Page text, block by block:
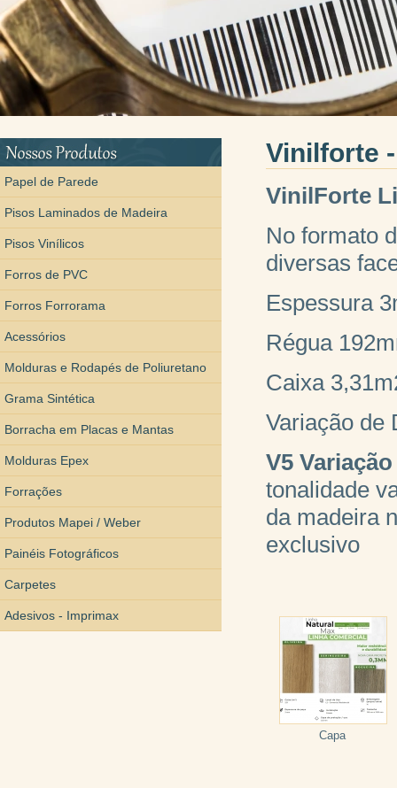
Papel de Parede
Pisos Laminados de Madeira
Pisos Vinílicos
Forros de PVC
Forros Forrorama
Acessórios
Molduras e Rodapés de Poliuretano
Grama Sintética
Borracha em Placas e Mantas
Molduras Epex
Forrações
Produtos Mapei / Weber
Painéis Fotográficos
Carpetes
Adesivos - Imprimax
Vinilforte
VinilForte
No formato
diversas
Espessura
Régua
Caixa
Variação de
V5
tonalidade
da madeira
exclusivo
Capa